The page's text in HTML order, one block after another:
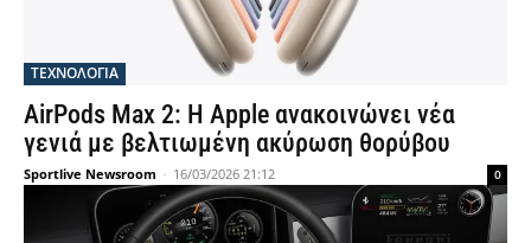
ΤΕΧΝΟΛΟΓΙΑ
AirPods Max 2: Η Apple ανακοινώνει νέα
γενιά με βελτιωμένη ακύρωση θορύβου
Sportlive Newsroom - 16/03/2026 21:12 0